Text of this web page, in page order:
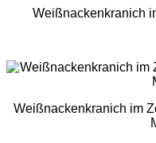
Weißnackenkranich
Weißnackenkranich im